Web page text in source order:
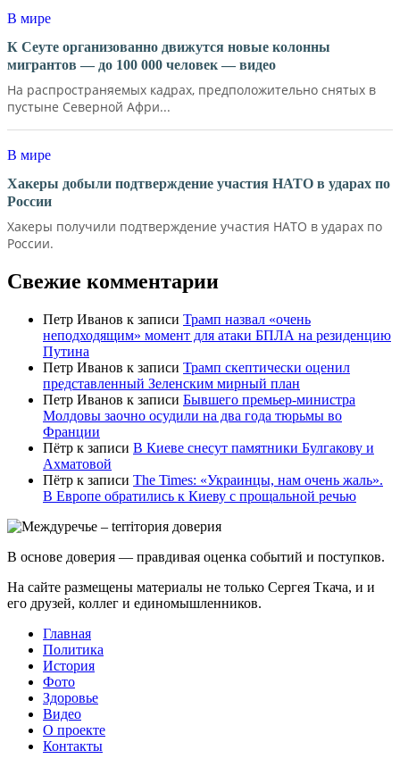
В мире
К Сеуте организованно движутся новые колонны
мигрантов — до 100 000 человек — видео
На распространяемых кадрах, предположительно снятых в
пустыне Северной Афри...
В мире
Хакеры добыли подтверждение участия НАТО в ударах по
России
Хакеры получили подтверждение участия НАТО в ударах по
России.
Свежие комментарии
Петр Иванов к записи Трамп назвал «очень
неподходящим» момент для атаки БПЛА на резиденцию
Путина
Петр Иванов к записи Трамп скептически оценил
представленный Зеленским мирный план
Петр Иванов к записи Бывшего премьер-министра
Молдовы заочно осудили на два года тюрьмы во
Франции
Пётр к записи В Киеве снесут памятники Булгакову и
Ахматовой
Пётр к записи Тhe Times: «Украинцы, нам очень жаль».
В Европе обратились к Киеву с прощальной речью
В основе доверия — правдивая оценка событий и поступков.
На сайте размещены материалы не только Сергея Ткача, и и
его друзей, коллег и единомышленников.
Главная
Политика
История
Фото
Здоровье
Видео
О проекте
Контакты